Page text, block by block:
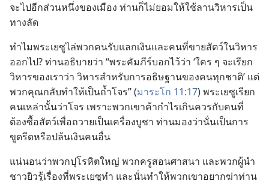
จะ​ไป​อีก​ส่วน​หนึ่ง​ของ​เมือง ท่าน​ก็​ไม่​ยอม​ให้​ใช้​ลาน​วิหาร​เป็น​
ทาง​ลัด
ทำไม​พระ​เยซู​ไล่​พวก​คน​รับ​แลก​เงิน​และ​คน​ที่​ขาย​สัตว์​ใน​วิหาร​
ออก​ไป? ท่าน​อธิบาย​ว่า “พระ​คัมภีร์​บอก​ไว้​ว่า ‘ใคร ๆ จะ​เรียก​
วิหาร​ของ​เรา​ว่า วิหาร​สำหรับ​การ​อธิษฐาน​ของ​คน​ทุก​ชาติ’ แต่​
พวก​คุณ​กลับ​ทำ​ให้​เป็น​ถ้ำ​โจร” (มาระโก 11:17) พระ​เยซู​เรียก​
คน​เหล่า​นั้น​ว่า​โจร เพราะ​พวก​เขา​ค้า​กำไร​เกิน​ควร​กับ​คน​ที่​
ต้อง​ซื้อ​สัตว์​เพื่อ​ถวาย​เป็น​เครื่อง​บูชา ท่าน​มอง​ว่า​นั่น​เป็น​การ​
ขูดรีด​หรือ​ปล้น​เงิน​คน​อื่น
แน่นอน​ว่า​พวก​ปุโรหิต​ใหญ่ พวก​ครู​สอน​ศาสนา และ​พวก​ผู้​นำ​
ชาว​ยิว​รู้​เรื่อง​ที่​พระ​เยซู​ทำ และ​นั่น​ทำ​ให้​พวก​เขา​อยาก​ฆ่า​ท่าน​